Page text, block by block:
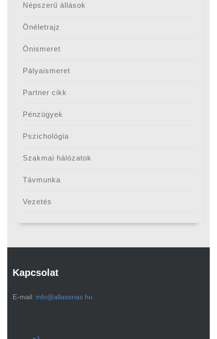
Népszerű állások
Önéletrajz
Önismeret
Pályaismeret
Partner cikk
Pénzügyek
Pszichológia
Szakmai hálózatok
Távmunka
Vezetés
Kapcsolat
E-mail: info@allasorias.hu